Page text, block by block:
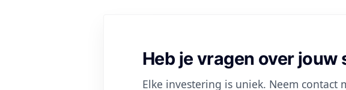
Heb je vragen over
Elke investering is uniek. Neem